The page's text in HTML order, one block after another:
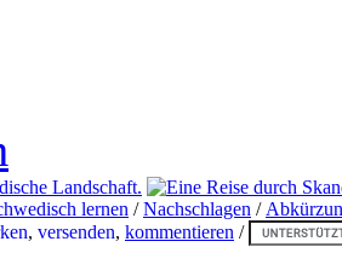
lernen /Nachschlagen /
, versenden, kommentieren /